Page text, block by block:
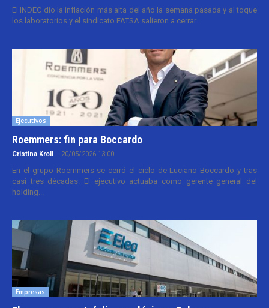
El INDEC dio la inflación más alta del año la semana pasada y al toque
los laboratorios y el sindicato FATSA salieron a cerrar...
Ejecutivos
Roemmers: fin para Boccardo
Cristina Kroll - 20/05/2026 13:00
En el grupo Roemmers se cerró el ciclo de Luciano Boccardo y tras
casi tres décadas. El ejecutivo actuaba como gerente general del
holding...
Empresas